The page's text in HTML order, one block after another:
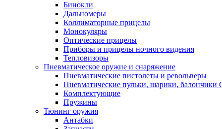
Бинокли
Дальномеры
Коллиматорные прицелы
Монокуляры
Оптические прицелы
Приборы и прицелы ночного видения
Тепловизоры
Пневматическое оружие и снаряжение
Пневматические пистолеты и револьверы
Пневматические пульки, шарики, балончики
Комплектующие
Пружины
Тюнинг оружия
Антабки